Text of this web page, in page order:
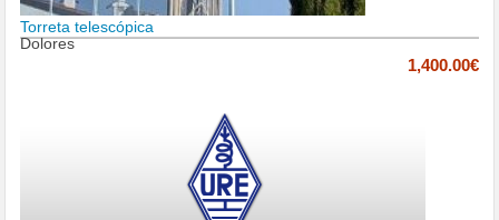
Torreta telescópica
Dolores
1,400.00€